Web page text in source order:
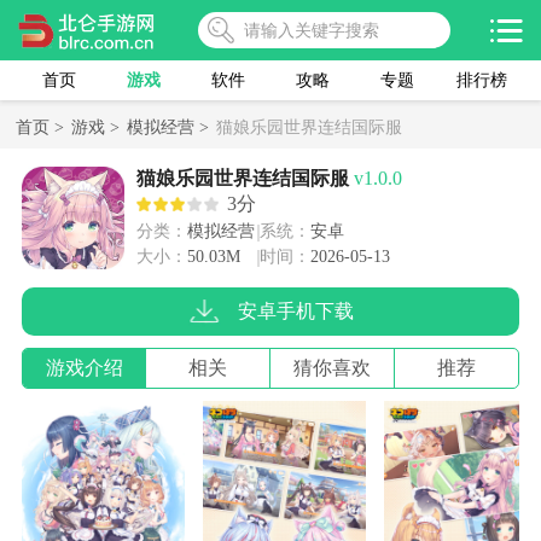
首页 游戏 软件 攻略 专题 排行榜
首页 > 游戏 > 模拟经营 > 猫娘乐园世界连结国际服
猫娘乐园世界连结国际服 v1.0.0
3分
分类： 模拟经营 系统： 安卓
大小： 50.03M 时间： 2026-05-13
安卓手机下载
游戏介绍 相关 猜你喜欢 推荐